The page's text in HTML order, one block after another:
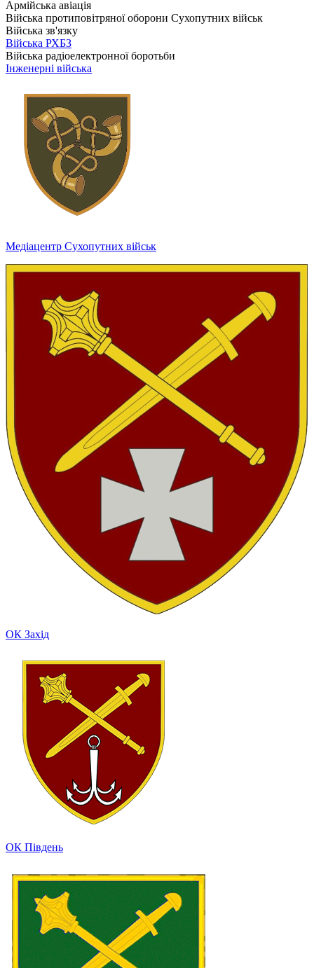
Армійська авіація
Війська протиповітряної оборони Сухопутних військ
Війська зв'язку
Війська РХБЗ
Війська радіоелектронної боротьби
Інженерні війська
Медіацентр Сухопутних військ
ОК Захід
ОК Південь